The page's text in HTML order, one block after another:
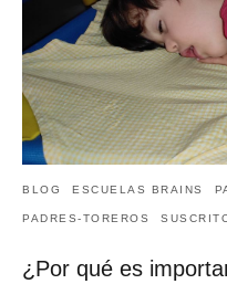
BLOG ESCUELAS BRAINS
PADRES-TOREROS
¿Por qué es